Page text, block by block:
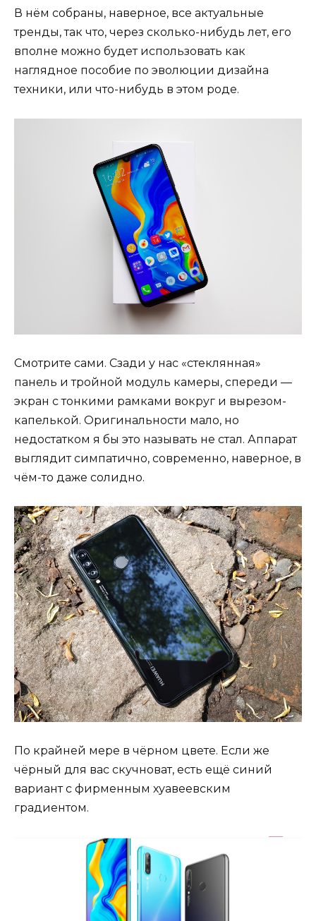
В нём собраны, наверное, все актуальные
тренды, так что, через сколько-нибудь лет, его
вполне можно будет использовать как
наглядное пособие по эволюции дизайна
техники, или что-нибудь в этом роде.
Смотрите сами. Сзади у нас «стеклянная»
панель и тройной модуль камеры, спереди —
экран с тонкими рамками вокруг и вырезом-
капелькой. Оригинальности мало, но
недостатком я бы это называть не стал. Аппарат
выглядит симпатично, современно, наверное, в
чём-то даже солидно.
По крайней мере в чёрном цвете. Если же
чёрный для вас скучноват, есть ещё синий
вариант с фирменным хуавеевским
градиентом.